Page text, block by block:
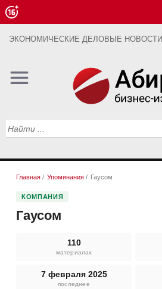
ЭКОНОМИЧЕСКИЕ ДЕЛОВЫЕ НОВОСТИ
Главная / Упоминания / Гаусом
КОМПАНИЯ
Гаусом
110
материалах
7 февраля 2025
последнее